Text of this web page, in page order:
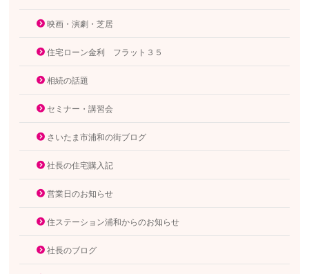
映画・演劇・芝居
住宅ローン金利 フラット３５
相続の話題
セミナー・講習会
さいたま市浦和の街ブログ
社長の住宅購入記
営業日のお知らせ
住ステーション浦和からのお知らせ
社長のブログ